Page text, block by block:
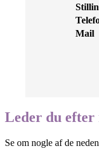
Mail
Leder du efter
Se om nogle af de